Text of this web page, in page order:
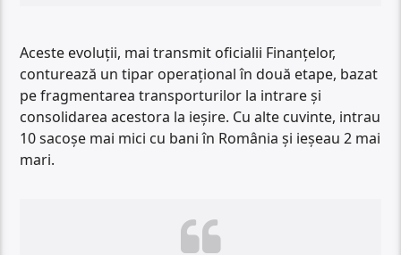
Aceste evoluții, mai transmit oficialii Finanțelor,
conturează un tipar operațional în două etape, bazat
pe fragmentarea transporturilor la intrare și
consolidarea acestora la ieșire. Cu alte cuvinte, intrau
10 sacoșe mai mici cu bani în România și ieșeau 2 mai
mari.